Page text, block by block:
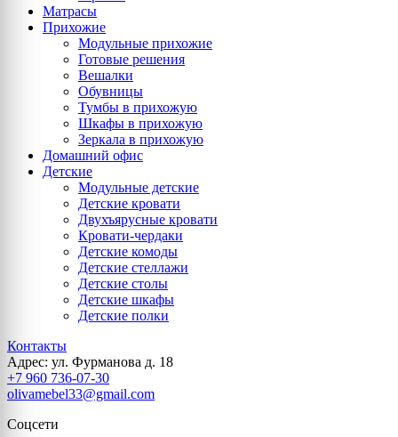
Матрасы
Прихожие
Модульные прихожие
Готовые решения
Вешалки
Обувницы
Тумбы в прихожую
Шкафы в прихожую
Зеркала в прихожую
Домашний офис
Детские
Модульные детские
Детские кровати
Двухъярусные кровати
Кровати-чердаки
Детские комоды
Детские стеллажи
Детские столы
Детские шкафы
Детские полки
Контакты
Адрес: ул. Фурманова д. 18
+7 960 736-07-30
olivamebel33@gmail.com
Соцсети